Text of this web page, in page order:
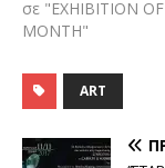
σε "EXHIBITION OF
MONTH"
ART